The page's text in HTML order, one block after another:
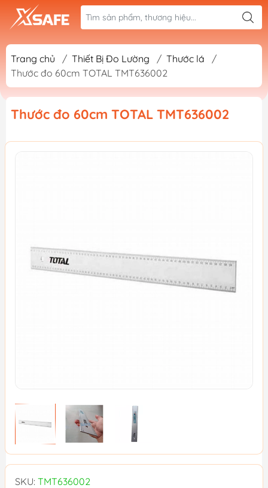
Trang chủ / Thiết Bị Đo Lường / Thước lá
/
Thước đo 60cm TOTAL TMT636002
Thước đo 60cm TOTAL TMT636002
SKU: TMT636002